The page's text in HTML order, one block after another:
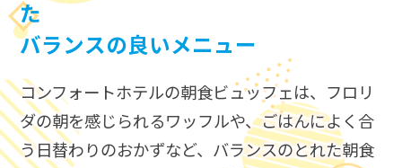
た
バランスの良いメニュー
コンフォートホテルの朝食ビュッフェは、​ フロリ
ダの朝を感じられるワッフルや、ごはんによく合
う日替わりのおかずなど、​ バランスのとれた朝食